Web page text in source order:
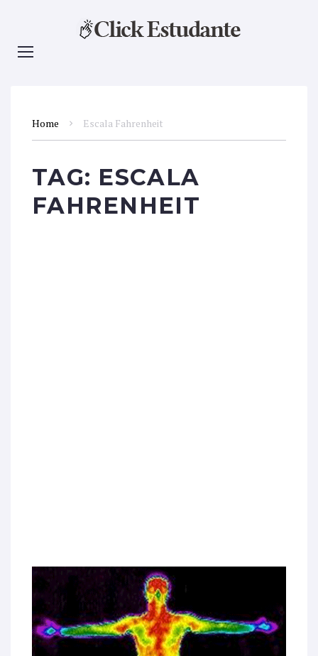
Home Escala Fahrenheit
TAG: ESCALA
FAHRENHEIT